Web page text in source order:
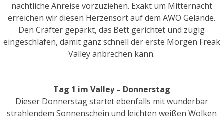
nächtliche Anreise vorzuziehen. Exakt um Mitternacht
erreichen wir diesen Herzensort auf dem AWO Gelände.
Den Crafter geparkt, das Bett gerichtet und zügig
eingeschlafen, damit ganz schnell der erste Morgen Freak
Valley anbrechen kann.
Tag 1 im Valley – Donnerstag
Dieser Donnerstag startet ebenfalls mit wunderbar
strahlendem Sonnenschein und leichten weißen Wolken